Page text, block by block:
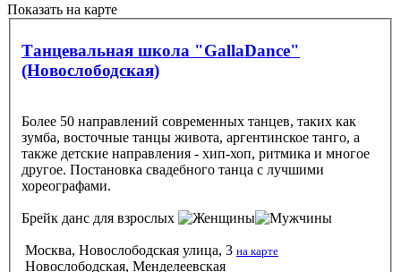
Показать на карте
Танцевальная школа "GallaDance"
(Новослободская)
Более 50 направлений современных танцев, таких как
зумба, восточные танцы живота, аргентинское танго, а
также детские направления - хип-хоп, ритмика и многое
другое. Постановка свадебного танца с лучшими
хореографами.
Брейк данс для взрослых
Москва, Новослободская улица, 3 на карте
Новослободская, Менделеевская